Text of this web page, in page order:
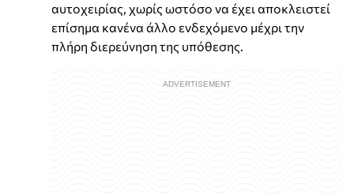
αυτοχειρίας, χωρίς ωστόσο να έχει αποκλειστεί
επίσημα κανένα άλλο ενδεχόμενο μέχρι την
πλήρη διερεύνηση της υπόθεσης.